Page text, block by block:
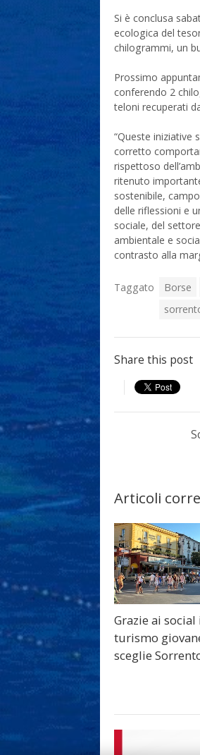
Si è conclusa
ecologica del
chilogrammi, un
Prossimo
conferendo 2
teloni recuperati
“Queste iniziative
corretto
rispettoso
ritenuto
sostenibile,
delle riflessioni e
sociale, del
ambientale e
contrasto alla
Taggato Borse
Share this post
Articoli
Grazie ai social
turismo
sceglie